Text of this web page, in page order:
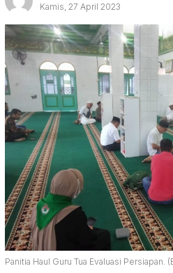
Kamis, 27 April 2023
Panitia Haul Guru Tua Evaluasi Persiapan.